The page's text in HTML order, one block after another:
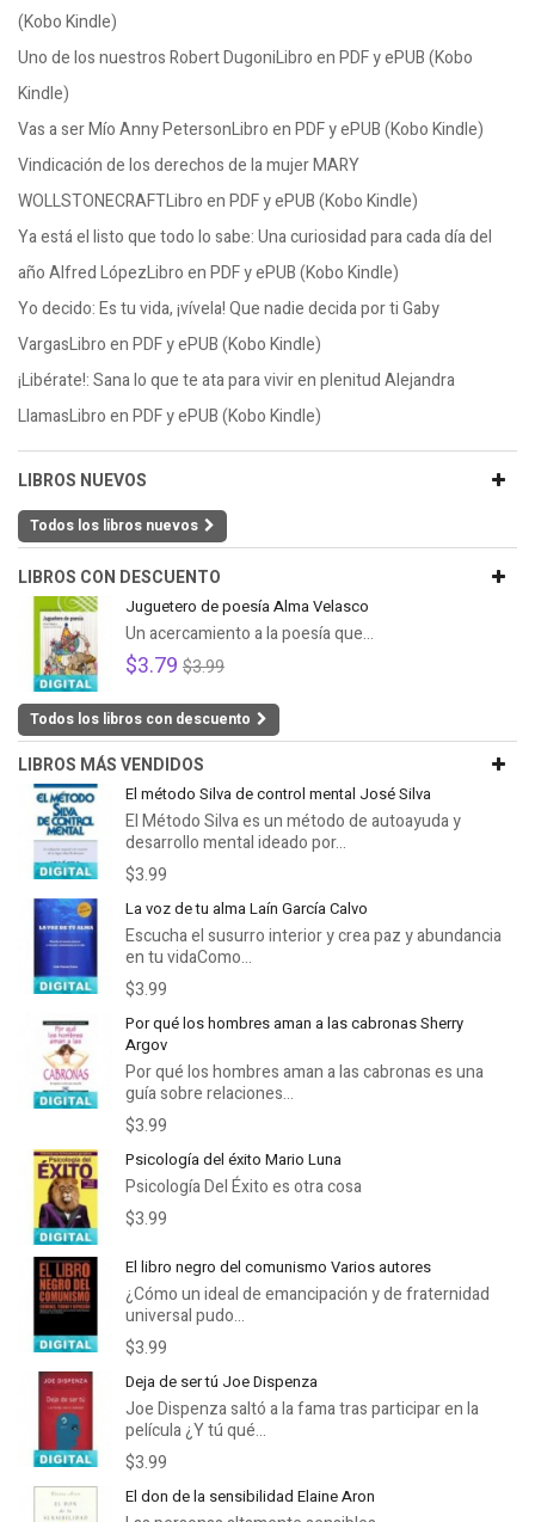
(Kobo Kindle)
Uno de los nuestros Robert DugoniLibro en PDF y ePUB (Kobo
Kindle)
Vas a ser Mío Anny PetersonLibro en PDF y ePUB (Kobo Kindle)
Vindicación de los derechos de la mujer MARY
WOLLSTONECRAFTLibro en PDF y ePUB (Kobo Kindle)
Ya está el listo que todo lo sabe: Una curiosidad para cada día del
año Alfred LópezLibro en PDF y ePUB (Kobo Kindle)
Yo decido: Es tu vida, ¡vívela! Que nadie decida por ti Gaby
VargasLibro en PDF y ePUB (Kobo Kindle)
¡Libérate!: Sana lo que te ata para vivir en plenitud Alejandra
LlamasLibro en PDF y ePUB (Kobo Kindle)
LIBROS NUEVOS
Todos los libros nuevos
LIBROS CON DESCUENTO
Juguetero de poesía Alma Velasco
Un acercamiento a la poesía que...
$3.79 $3.99
Todos los libros con descuento
LIBROS MÁS VENDIDOS
El método Silva de control mental José Silva
El Método Silva es un método de autoayuda y
desarrollo mental ideado por...
$3.99
La voz de tu alma Laín García Calvo
Escucha el susurro interior y crea paz y abundancia
en tu vidaComo...
$3.99
Por qué los hombres aman a las cabronas Sherry
Argov
Por qué los hombres aman a las cabronas es una
guía sobre relaciones...
$3.99
Psicología del éxito Mario Luna
Psicología Del Éxito es otra cosa
$3.99
El libro negro del comunismo Varios autores
¿Cómo un ideal de emancipación y de fraternidad
universal pudo...
$3.99
Deja de ser tú Joe Dispenza
Joe Dispenza saltó a la fama tras participar en la
película ¿Y tú qué...
$3.99
El don de la sensibilidad Elaine Aron